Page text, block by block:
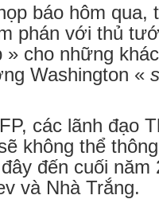
báo hôm qua,
phán với thủ
» cho những
Washington «
các lãnh đạo
không thể
đến cuối
và Nhà Trắng.